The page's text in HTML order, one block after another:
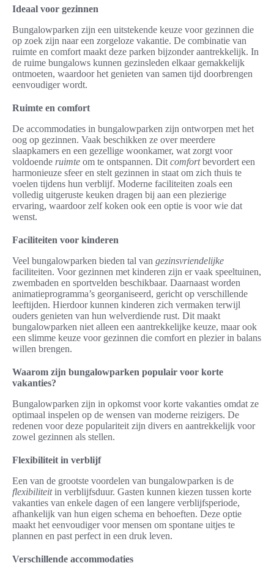
Ideaal voor gezinnen
Bungalowparken zijn een uitstekende keuze voor gezinnen die
op zoek zijn naar een zorgeloze vakantie. De combinatie van
ruimte en comfort maakt deze parken bijzonder aantrekkelijk. In
de ruime bungalows kunnen gezinsleden elkaar gemakkelijk
ontmoeten, waardoor het genieten van samen tijd doorbrengen
eenvoudiger wordt.
Ruimte en comfort
De accommodaties in bungalowparken zijn ontworpen met het
oog op gezinnen. Vaak beschikken ze over meerdere
slaapkamers en een gezellige woonkamer, wat zorgt voor
voldoende ruimte om te ontspannen. Dit comfortbevordert een
harmonieuze sfeer en stelt gezinnen in staat om zich thuis te
voelen tijdens hun verblijf. Moderne faciliteiten zoals een
volledig uitgeruste keuken dragen bij aan een plezierige
ervaring, waardoor zelf koken ook een optie is voor wie dat
wenst.
Faciliteiten voor kinderen
Veel bungalowparken bieden tal van gezinsvriendelijke
faciliteiten. Voor gezinnen met kinderen zijn er vaak speeltuinen,
zwembaden en sportvelden beschikbaar. Daarnaast worden
animatieprogramma’s georganiseerd, gericht op verschillende
leeftijden. Hierdoor kunnen kinderen zich vermaken terwijl
ouders genieten van hun welverdiende rust. Dit maakt
bungalowparken niet alleen een aantrekkelijke keuze, maar ook
een slimme keuze voor gezinnen die comfort en plezier in balans
willen brengen.
Waarom zijn bungalowparken populair voor korte
vakanties?
Bungalowparken zijn in opkomst voor korte vakanties omdat ze
optimaal inspelen op de wensen van moderne reizigers. De
redenen voor deze populariteit zijn divers en aantrekkelijk voor
zowel gezinnen als stellen.
Flexibiliteit in verblijf
Een van de grootste voordelen van bungalowparken is de
flexibiliteitin verblijfsduur. Gasten kunnen kiezen tussen korte
vakanties van enkele dagen of een langere verblijfsperiode,
afhankelijk van hun eigen schema en behoeften. Deze optie
maakt het eenvoudiger voor mensen om spontane uitjes te
plannen en past perfect in een druk leven.
Verschillende accommodaties